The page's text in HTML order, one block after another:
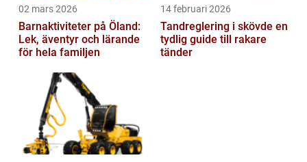
02 mars 2026
Barnaktiviteter på Öland:
Lek, äventyr och lärande
för hela familjen
14 februari 2026
Tandreglering i skövde en
tydlig guide till rakare
tänder